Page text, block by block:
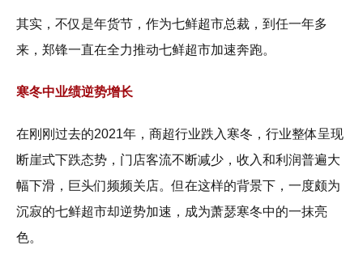
其实，不仅是年货节，作为七鲜超市总裁，到任一年多
来，郑锋一直在全力推动七鲜超市加速奔跑。
寒冬中业绩逆势增长
在刚刚过去的2021年，商超行业跌入寒冬，行业整体呈现
断崖式下跌态势，门店客流不断减少，收入和利润普遍大
幅下滑，巨头们频频关店。但在这样的背景下，一度颇为
沉寂的七鲜超市却逆势加速，成为萧瑟寒冬中的一抹亮
色。